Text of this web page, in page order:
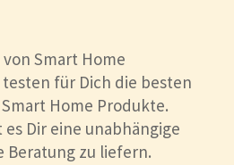
Smart Home
für Dich die besten
Home Produkte.
es Dir eine unabhängige
Beratung zu liefern.